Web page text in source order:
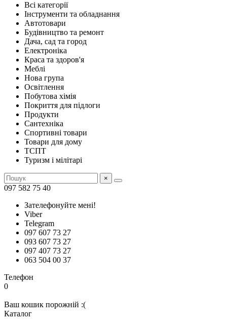
Всі категорії
Інструменти та обладнання
Автотовари
Будівництво та ремонт
Дача, сад та город
Електроніка
Краса та здоров'я
Меблі
Нова група
Освітлення
Побутова хімія
Покриття для підлоги
Продукти
Сантехніка
Спортивні товари
Товари для дому
ТСПТ
Туризм і мілітарі
×
097 582 75 40
Зателефонуйте мені!
Viber
Telegram
097 607 73 27
093 607 73 27
097 407 73 27
063 504 00 37
Телефон
0
Ваш кошик порожній :(
Каталог